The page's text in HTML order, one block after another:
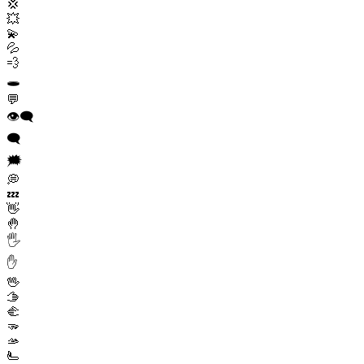
💢
💥
💫
💦
💨
🕳️
💬
👁️‍🗨️
🗨️
🗯️
💭
💤
👋
🤚
🖐️
✋
🖖
🫱
🫲
🫳
🫴
🫷